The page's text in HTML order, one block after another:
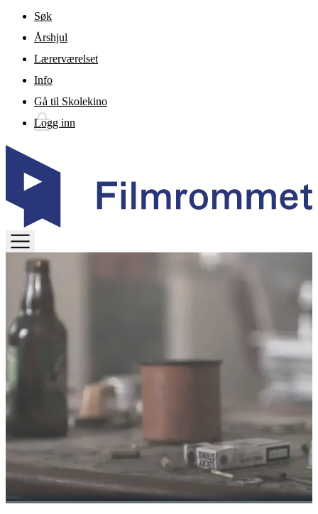
Gå til hovedinnhold
Søk
Årshjul
Lærerværelset
Info
Gå til Skolekino
Logg inn
TOGGLE
MENU